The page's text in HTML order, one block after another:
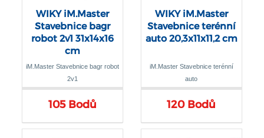
WIKY iM.Master
Stavebnice bagr
robot 2v1 31x14x16
cm
iM.Master Stavebnice bagr robot
2v1
105 Bodů
WIKY iM.Master
Stavebnice terénní
auto 20,3x11x11,2 cm
iM.Master Stavebnice terénní
auto
120 Bodů